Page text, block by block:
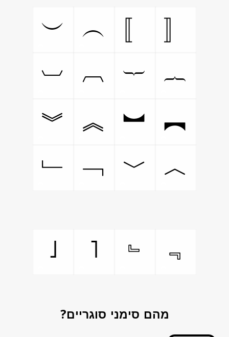
︵
︶
︷
︸
︹
︺
︻
︼
︽
︾
︿
﹀
﹁
﹂
﹃
﹄
˥
˩
מהם סימני סוגריים?